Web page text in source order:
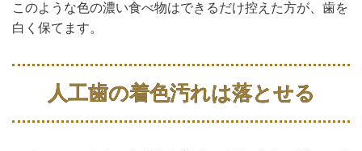
このような色の濃い食べ物はできるだけ控えた方が、歯を
白く保てます。
人工歯の着色汚れは落とせる